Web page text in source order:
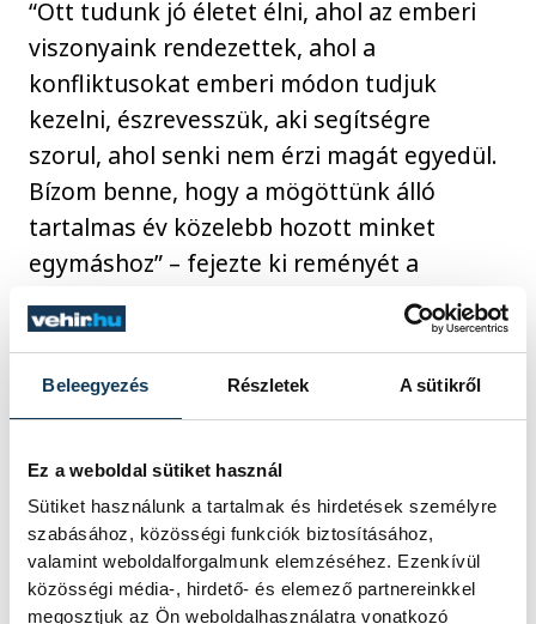
Beleegyezés Részletek A sütikről
Ez a weboldal sütiket használ
Sütiket használunk a tartalmak és hirdetések személyre
szabásához, közösségi funkciók biztosításához,
valamint weboldalforgalmunk elemzéséhez. Ezenkívül
közösségi média-, hirdető- és elemező partnereinkkel
megosztjuk az Ön weboldalhasználatra vonatkozó
“Ott tudunk jó életet élni, ahol az emberi
viszonyaink rendezettek, ahol a
konfliktusokat emberi módon tudjuk
kezelni, észrevesszük, aki segítségre
szorul, ahol senki nem érzi magát egyedül.
Bízom benne, hogy a mögöttünk álló
tartalmas év közelebb hozott minket
egymáshoz” – fejezte ki reményét a
polgármester.
A város adventi koszorújának harmadik
gyertyáját Tornavölgyi Krisztián atya,
közélet Porga Gyula advent